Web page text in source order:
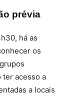
prévia
há as
os
ter acesso a
a locais